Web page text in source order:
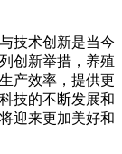
技术创新是当今
创新举措，养殖
产效率，提供更
技的不断发展和
迎来更加美好和